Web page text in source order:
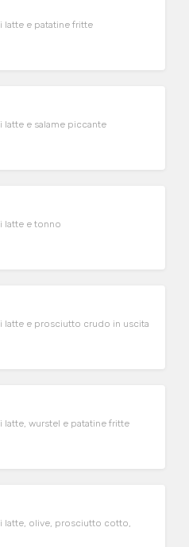
latte e patatine fritte
e salame piccante
latte e tonno
latte e prosciutto crudo in uscita
wurstel e patatine fritte
latte, olive, prosciutto cotto,